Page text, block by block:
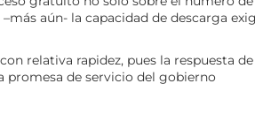
aún- la capacidad de descarga
relativa rapidez, pues la respuesta
promesa de servicio del gobierno